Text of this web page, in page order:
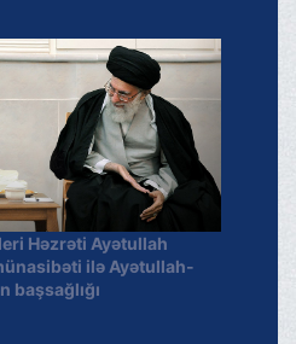
Həzrəti Ayətullah
ilə Ayətullah-
başsağlığı